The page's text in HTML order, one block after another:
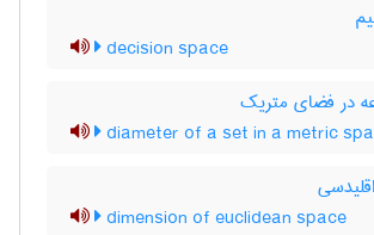
decision space
در فضای متریک
diameter of a set in a metric
dimension of euclidean space